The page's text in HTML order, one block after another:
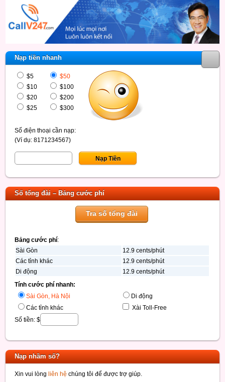
Nạp tiền nhanh
$5
$10
$20
$25
$50
$100
$200
$300
Số điện thoại cần nạp:
(Ví dụ: 8171234567)
Số tổng đài – Bảng cước phí
Tra số tổng đài
Bảng cước phí:
Sài Gòn
12.9 cents/phút
Các tỉnh khác
12.9 cents/phút
Di động
12.9 cents/phút
Tính cước phí nhanh:
Sài Gòn, Hà Nội
Di động
Các tỉnh khác
Xài Toll-Free
Số tiền: $
Nạp nhầm số?
Xin vui lòngliên hệ chúng tôi để được trợ giúp.